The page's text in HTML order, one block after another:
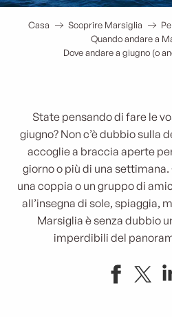
Casa Scoprire Marsiglia
Quando andare a
Dove andare a giugno (o
State pensando di fare le
giugno? Non c’è dubbio sulla
accoglie a braccia aperte
giorno o più di una
una coppia o un gruppo di
all’insegna di sole, spiaggia,
Marsiglia è senza dubbio
imperdibili del